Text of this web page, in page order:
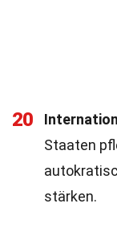
20
Staaten
stärken.